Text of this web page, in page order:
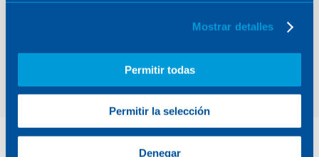
Mostrar detalles
Permitir todas
Permitir la selección
Denegar